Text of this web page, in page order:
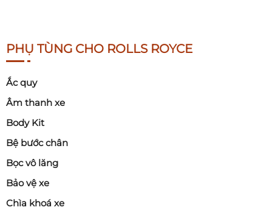
PHỤ TÙNG CHO ROLLS ROYCE
Ắc quy
Âm thanh xe
Body Kit
Bệ bước chân
Bọc vô lăng
Bảo vệ xe
Chìa khoá xe